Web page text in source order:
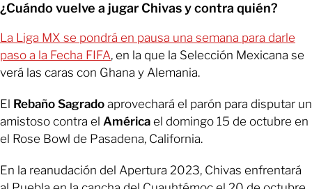
¿Cuándo vuelve a jugar Chivas y contra quién?
La Liga MX se pondrá en pausa una semana para darle
paso a la Fecha FIFA, en la que la Selección Mexicana se
verá las caras con Ghana y Alemania.
El Rebaño Sagrado aprovechará el parón para disputar un
amistoso contra el América el domingo 15 de octubre en
el Rose Bowl de Pasadena, California.
En la reanudación del Apertura 2023, Chivas enfrentará